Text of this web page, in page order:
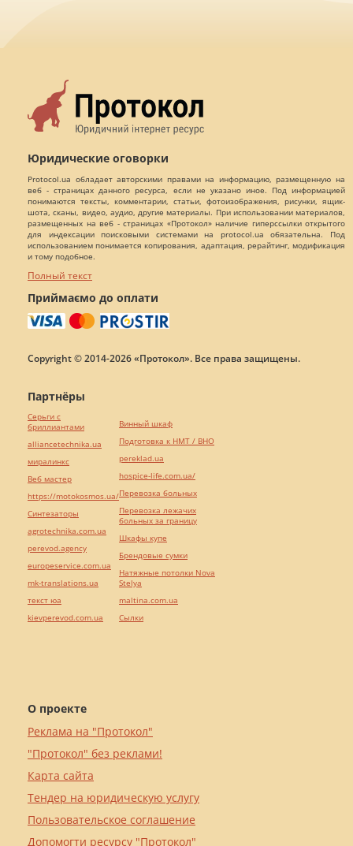
Юридические оговорки
Protocol.ua обладает авторскими правами на информацию, размещенную на
веб - страницах данного ресурса, если не указано иное. Под информацией
понимаются тексты, комментарии, статьи, фотоизображения, рисунки, ящик-
шота, сканы, видео, аудио, другие материалы. При использовании материалов,
размещенных на веб - страницах «Протокол» наличие гиперссылки открытого
для индексации поисковыми системами на protocol.ua обязательна. Под
использованием понимается копирования, адаптация, рерайтинг, модификация
и тому подобное.
Полный текст
Приймаємо до оплати
Copyright © 2014-2026 «Протокол». Все права защищены.
О проекте
Реклама на "Протокол"
"Протокол" без реклами!
Карта сайта
Тендер на юридическую услугу
Пользовательское соглашение
Допомогти ресурсу "Протокол"
Партнёры
Серьги с
бриллиантами
alliancetechnika.ua
миралинкс
Веб мастер
https://motokosmos.ua/
Синтезаторы
agrotechnika.com.ua
perevod.agency
europeservice.com.ua
mk-translations.ua
текст юа
kievperevod.com.ua
Винный шкаф
Подготовка к НМТ / ВНО
pereklad.ua
hospice-life.com.ua/
Перевозка больных
Перевозка лежачих
больных за границу
Шкафы купе
Брендовые сумки
Натяжные потолки Nova
Stelya
maltina.com.ua
Cылки